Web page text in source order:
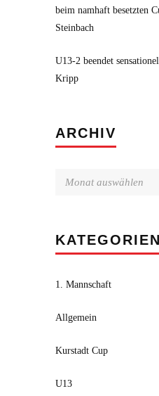
beim namhaft besetzten
Steinbach
U13-2 beendet
Kripp
ARCHIV
KATEGORIEN
1. Mannschaft
Allgemein
Kurstadt Cup
U13